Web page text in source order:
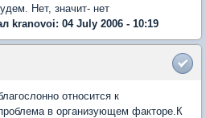
Нет, значит- нет
kranovoi: 04 July 2006 - 10:19
относится к
в организующем факторе.К